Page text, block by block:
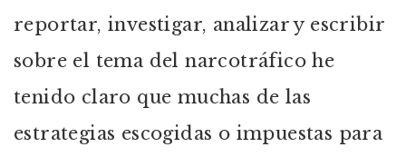
reportar, investigar, analizar y escribir
sobre el tema del narcotráfico he
tenido claro que muchas de las
estrategias escogidas o impuestas para